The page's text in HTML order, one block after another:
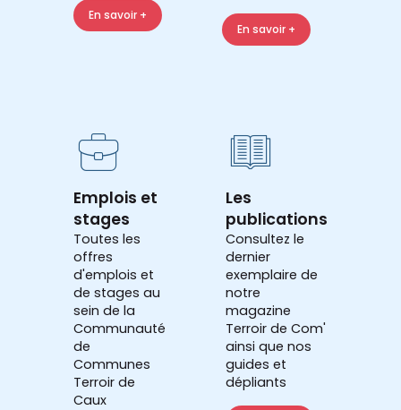
En savoir +
En savoir +
Emplois et
stages
Toutes les
offres
d'emplois et
de stages au
sein de la
Communauté
de
Communes
Terroir de
Caux
Les
publications
Consultez le
dernier
exemplaire de
notre
magazine
Terroir de Com'
ainsi que nos
guides et
dépliants